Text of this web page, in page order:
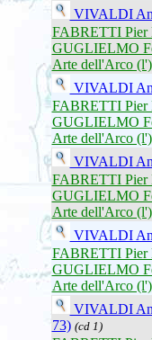
VIVALDI
FABRETTI Pier
GUGLIELMO
Arte dell'Arco (l')
VIVALDI
FABRETTI Pier
GUGLIELMO
Arte dell'Arco (l')
VIVALDI
FABRETTI Pier
GUGLIELMO
Arte dell'Arco (l')
VIVALDI
FABRETTI Pier
GUGLIELMO
Arte dell'Arco (l')
VIVALDI
73) (cd 1)